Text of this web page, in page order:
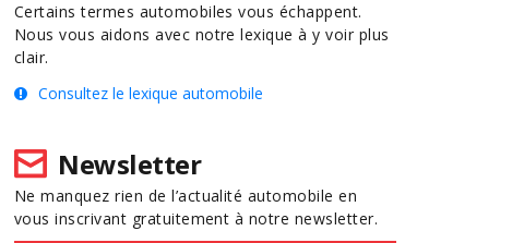
Certains termes automobiles vous échappent.
Nous vous aidons avec notre lexique à y voir plus
clair.
Consultez le lexique automobile
Newsletter
Ne manquez rien de l’actualité automobile en
vous inscrivant gratuitement à notre newsletter.